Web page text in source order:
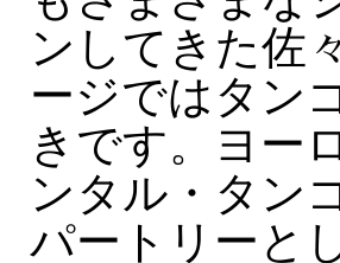
ンしてきた佐
ージではタン
きです。ヨー
ンタル・タン
パートリーと